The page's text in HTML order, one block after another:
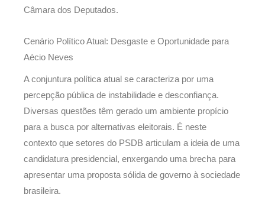
Câmara dos Deputados.
Cenário Político Atual: Desgaste e Oportunidade para
Aécio Neves
A conjuntura política atual se caracteriza por uma
percepção pública de instabilidade e desconfiança.
Diversas questões têm gerado um ambiente propício
para a busca por alternativas eleitorais. É neste
contexto que setores do PSDB articulam a ideia de uma
candidatura presidencial, enxergando uma brecha para
apresentar uma proposta sólida de governo à sociedade
brasileira.